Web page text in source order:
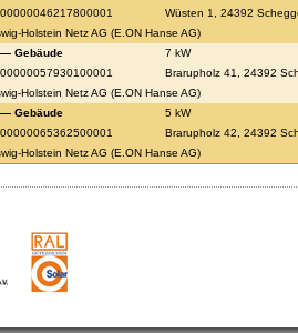
Wüsten 1, 24392
Holstein Netz AG (E.ON Hanse AG)
Gebäude
7 kW
Brarupholz 41, 24392
Holstein Netz AG (E.ON Hanse AG)
Gebäude
5 kW
Brarupholz 42, 24392
Holstein Netz AG (E.ON Hanse AG)